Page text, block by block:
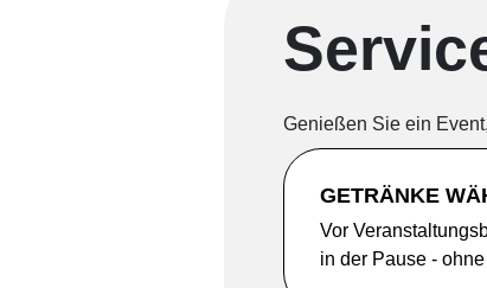
Genießen Sie ein
GETRÄNKE
Vor
in der Pause -